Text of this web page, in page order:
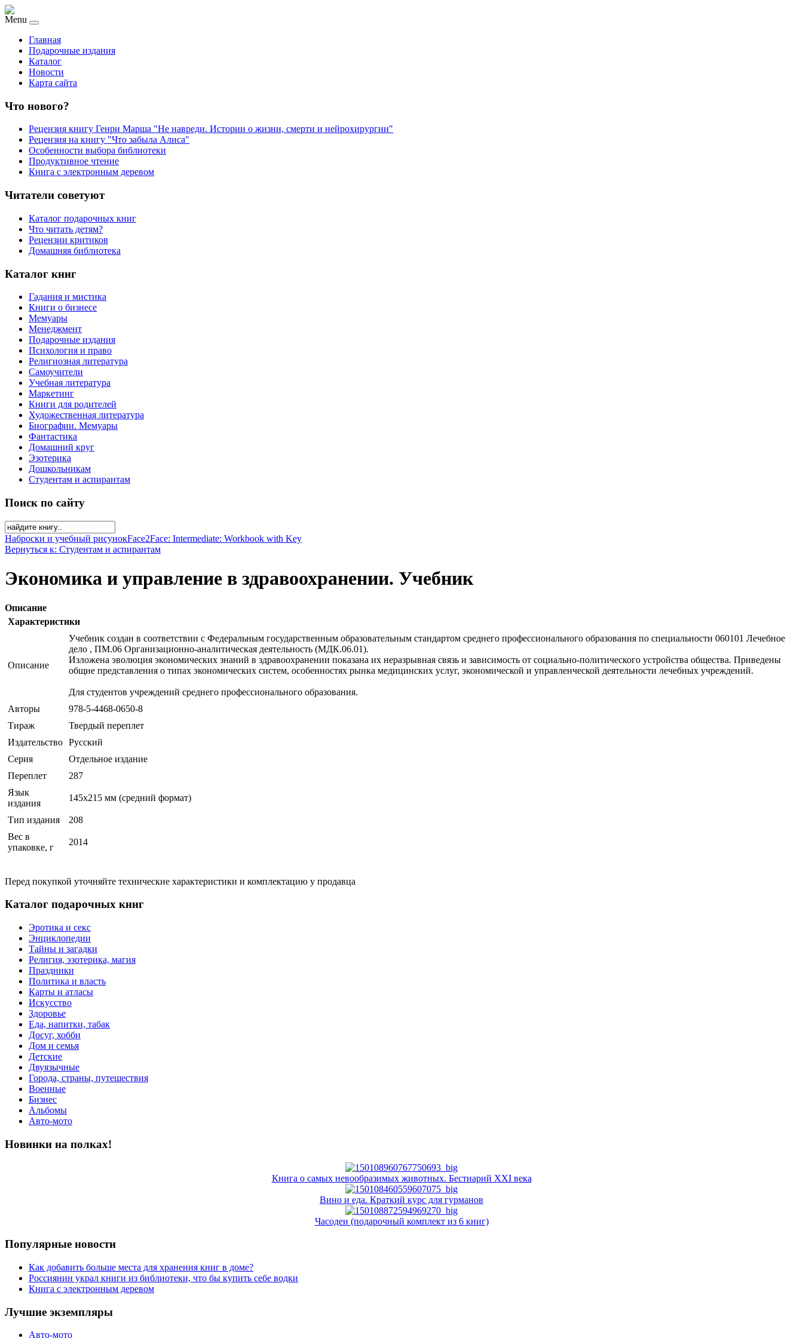
Menu
Главная
Подарочные издания
Каталог
Новости
Карта сайта
Что нового?
Рецензия книгу Генри Марша "Не навреди. Истории о жизни, смерти и нейрохирургии"
Рецензия на книгу "Что забыла Алиса"
Особенности выбора библиотеки
Продуктивное чтение
Книга с электронным деревом
Читатели советуют
Каталог подарочных книг
Что читать детям?
Рецензии критиков
Домашняя библиотека
Каталог книг
Гадания и мистика
Книги о бизнесе
Мемуары
Менеджмент
Подарочные издания
Психология и право
Религиозная литература
Самоучители
Учебная литература
Маркетинг
Книги для родителей
Художественная литература
Биографии. Мемуары
Фантастика
Домашний круг
Эзотерика
Дошкольникам
Студентам и аспирантам
Поиск по сайту
Наброски и учебный рисунокFace2Face: Intermediate: Workbook with Key
Вернуться к: Студентам и аспирантам
Экономика и управление в здравоохранении. Учебник
Описание
Характеристики
Описание
Учебник создан в соответствии с Федеральным государственным образовательным стандартом среднего профессионального образования по специальности 060101 Лечебное
дело , ПМ.06 Организационно-аналитическая деятельность (МДК.06.01).
Изложена эволюция экономических знаний в здравоохранении показана их неразрывная связь и зависимость от социально-политического устройства общества. Приведены
общие представления о типах экономических систем, особенностях рынка медицинских услуг, экономической и управленческой деятельности лечебных учреждений.
Для студентов учреждений среднего профессионального образования.
Авторы
978-5-4468-0650-8
Тираж
Твердый переплет
Издательство Русский
Серия
Отдельное издание
Переплет
287
Язык
издания
145х215 мм (средний формат)
Тип издания
208
Вес в
упаковке, г
2014
Перед покупкой уточняйте технические характеристики и комплектацию у продавца
Каталог подарочных книг
Эротика и секс
Энциклопедии
Тайны и загадки
Религия, эзотерика, магия
Праздники
Политика и власть
Карты и атласы
Искусство
Здоровье
Еда, напитки, табак
Досуг, хобби
Дом и семья
Детские
Двуязычные
Города, страны, путешествия
Военные
Бизнес
Альбомы
Авто-мото
Новинки на полках!
Книга о самых невообразимых животных. Бестиарий XXI века
Вино и еда. Краткий курс для гурманов
Часодеи (подарочный комплект из 6 книг)
Популярные новости
Как добавить больше места для хранения книг в доме?
Россиянин украл книги из библиотеки, что бы купить себе водки
Книга с электронным деревом
Лучшие экземпляры
Авто-мото